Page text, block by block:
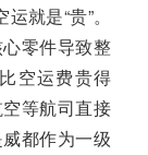
就是“贵”。
零件导致整
空运费贵得
等航司直接
都作为一级